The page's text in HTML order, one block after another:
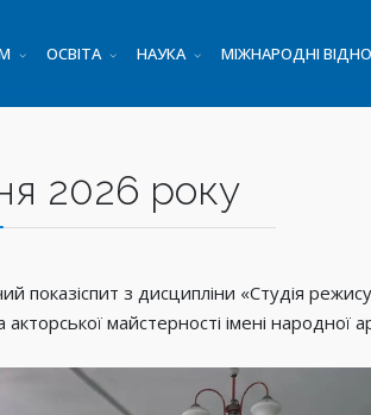
ОСВІТА НАУКА МІЖНАРОДНІ
2026 року
показіспит з дисципліни «Студія
майстерності імені народної